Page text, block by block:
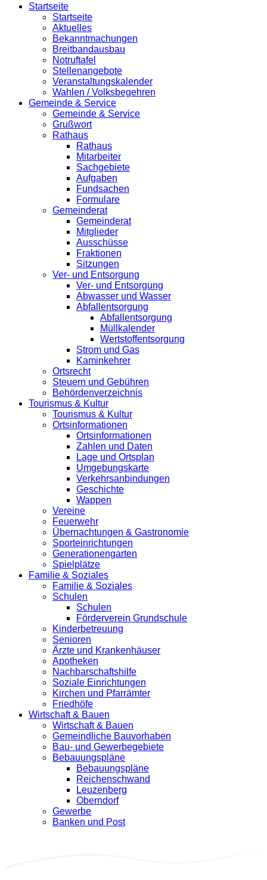
Startseite
Startseite
Aktuelles
Bekanntmachungen
Breitbandausbau
Notruftafel
Stellenangebote
Veranstaltungskalender
Wahlen / Volksbegehren
Gemeinde & Service
Gemeinde & Service
Grußwort
Rathaus
Rathaus
Mitarbeiter
Sachgebiete
Aufgaben
Fundsachen
Formulare
Gemeinderat
Gemeinderat
Mitglieder
Ausschüsse
Fraktionen
Sitzungen
Ver- und Entsorgung
Ver- und Entsorgung
Abwasser und Wasser
Abfallentsorgung
Abfallentsorgung
Müllkalender
Wertstoffentsorgung
Strom und Gas
Kaminkehrer
Ortsrecht
Steuern und Gebühren
Behördenverzeichnis
Tourismus & Kultur
Tourismus & Kultur
Ortsinformationen
Ortsinformationen
Zahlen und Daten
Lage und Ortsplan
Umgebungskarte
Verkehrsanbindungen
Geschichte
Wappen
Vereine
Feuerwehr
Übernachtungen & Gastronomie
Sporteinrichtungen
Generationengarten
Spielplätze
Familie & Soziales
Familie & Soziales
Schulen
Schulen
Förderverein Grundschule
Kinderbetreuung
Senioren
Ärzte und Krankenhäuser
Apotheken
Nachbarschaftshilfe
Soziale Einrichtungen
Kirchen und Pfarrämter
Friedhöfe
Wirtschaft & Bauen
Wirtschaft & Bauen
Gemeindliche Bauvorhaben
Bau- und Gewerbegebiete
Bebauungspläne
Bebauungspläne
Reichenschwand
Leuzenberg
Oberndorf
Gewerbe
Banken und Post